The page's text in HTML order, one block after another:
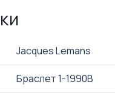
Jacques Lemans
Браслет 1-1990B